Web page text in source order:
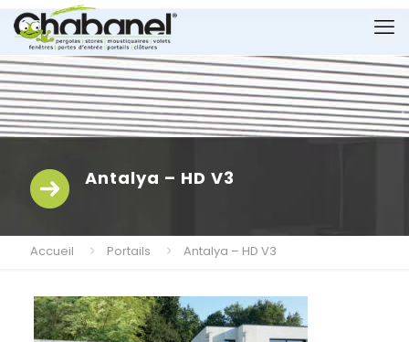
Antalya – HD V3
Accueil Portails Antalya – HD V3